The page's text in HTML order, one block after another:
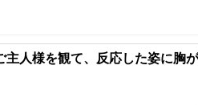
主人様を観て、反応した姿に胸